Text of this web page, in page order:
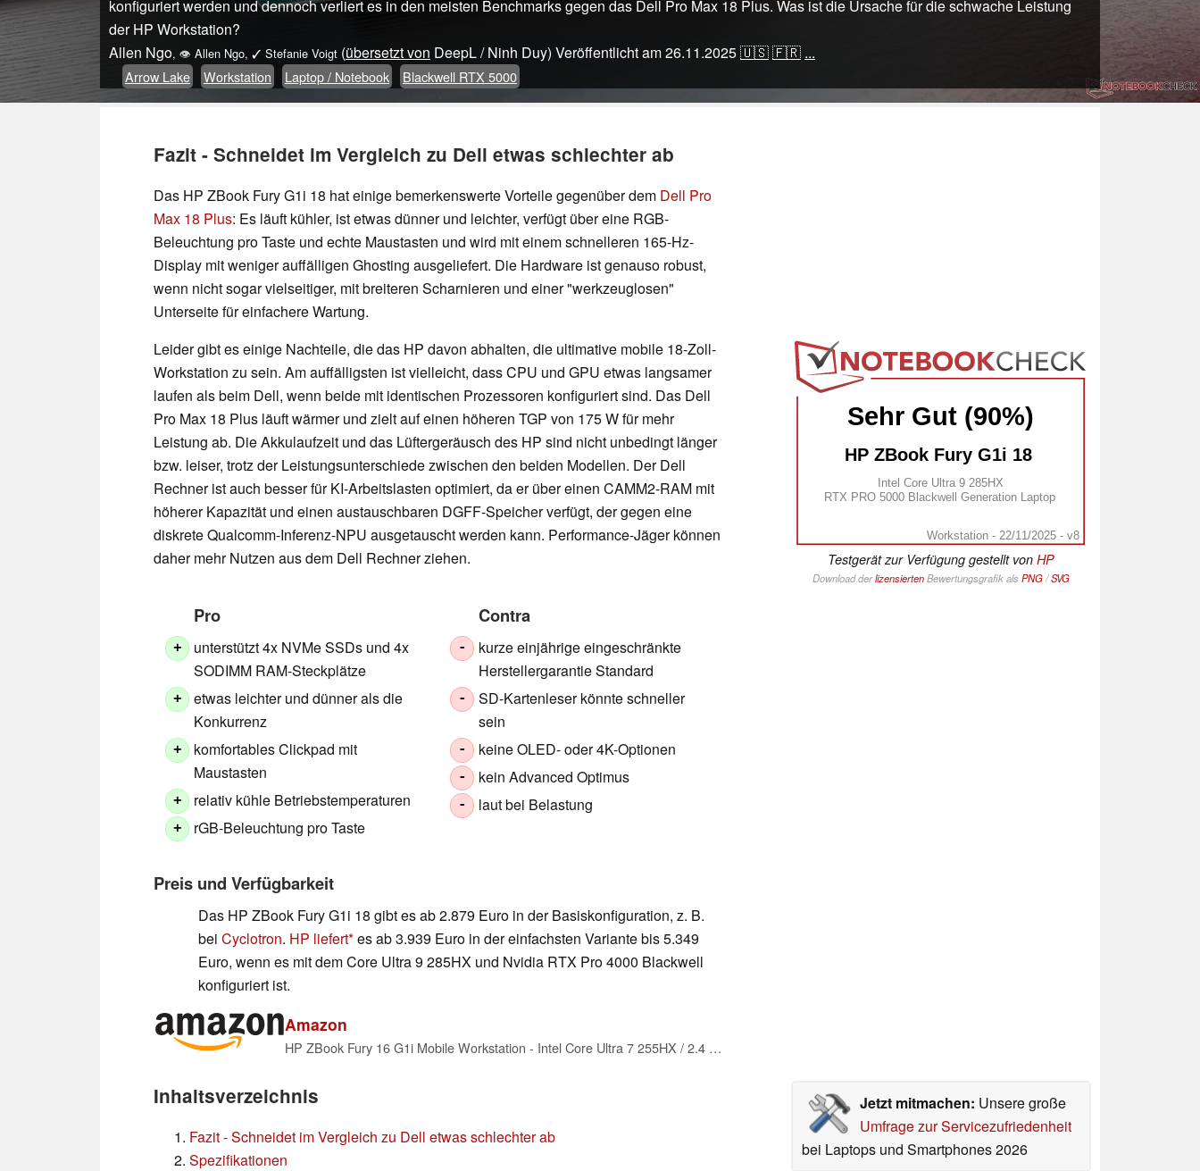
konfiguriert werden und dennoch verliert es in den meisten Benchmarks gegen das Dell Pro Max 18 Plus. Was ist die Ursache für die schwache Leistung
der HP Workstation?
Allen Ngo, 👁 Allen Ngo, ✓ Stefanie Voigt (übersetzt von DeepL / Ninh Duy) Veröffentlicht am26.11.2025🇺🇸🇫🇷 ...
Arrow Lake Workstation Laptop / Notebook Blackwell RTX 5000
Fazit - Schneidet im Vergleich zu Dell etwas schlechter ab
Das HP ZBook Fury G1i 18 hat einige bemerkenswerte Vorteile gegenüber dem Dell Pro
Max 18 Plus: Es läuft kühler, ist etwas dünner und leichter, verfügt über eine RGB-
Beleuchtung pro Taste und echte Maustasten und wird mit einem schnelleren 165-Hz-
Display mit weniger auffälligen Ghosting ausgeliefert. Die Hardware ist genauso robust,
wenn nicht sogar vielseitiger, mit breiteren Scharnieren und einer "werkzeuglosen"
Unterseite für einfachere Wartung.
Sehr Gut (90%)
HP ZBook Fury G1i 18
Intel Core Ultra 9 285HX
RTX PRO 5000 Blackwell Generation Laptop
Workstation - 22/11/2025 - v8
Testgerät zur Verfügung gestellt von HP
Download derlizensiertenBewertungsgrafik als PNG/SVG
Leider gibt es einige Nachteile, die das HP davon abhalten, die ultimative mobile 18-Zoll-
Workstation zu sein. Am auffälligsten ist vielleicht, dass CPU und GPU etwas langsamer
laufen als beim Dell, wenn beide mit identischen Prozessoren konfiguriert sind. Das Dell
Pro Max 18 Plus läuft wärmer und zielt auf einen höheren TGP von 175 W für mehr
Leistung ab. Die Akkulaufzeit und das Lüftergeräusch des HP sind nicht unbedingt länger
bzw. leiser, trotz der Leistungsunterschiede zwischen den beiden Modellen. Der Dell
Rechner ist auch besser für KI-Arbeitslasten optimiert, da er über einen CAMM2-RAM mit
höherer Kapazität und einen austauschbaren DGFF-Speicher verfügt, der gegen eine
diskrete Qualcomm-Inferenz-NPU ausgetauscht werden kann. Performance-Jäger können
daher mehr Nutzen aus dem Dell Rechner ziehen.
Pro
+
unterstützt 4x NVMe SSDs und 4x
SODIMM RAM-Steckplätze
+
etwas leichter und dünner als die
Konkurrenz
+
komfortables Clickpad mit
Maustasten
+ relativ kühle Betriebstemperaturen
+ rGB-Beleuchtung pro Taste
Contra
-
kurze einjährige eingeschränkte
Herstellergarantie Standard
-
SD-Kartenleser könnte schneller
sein
- keine OLED- oder 4K-Optionen
- kein Advanced Optimus
- laut bei Belastung
Preis und Verfügbarkeit
Das HP ZBook Fury G1i 18 gibt es ab 2.879 Euro in der Basiskonfiguration, z. B.
bei Cyclotron. HP liefert es ab 3.939 Euro in der einfachsten Variante bis 5.349
Euro, wenn es mit dem Core Ultra 9 285HX und Nvidia RTX Pro 4000 Blackwell
konfiguriert ist.
Amazon
HP ZBook Fury 16 G1i Mobile Workstation - Intel Core Ultra 7 255HX / 2.4 GHz - Win 11 Pro - RTX PRO (98L74ET#ABD)(0199485190280)
Jetzt mitmachen: Unsere große
Umfrage zur Servicezufriedenheit
bei Laptops und Smartphones 2026
Inhaltsverzeichnis
Fazit - Schneidet im Vergleich zu Dell etwas schlechter ab
Spezifikationen